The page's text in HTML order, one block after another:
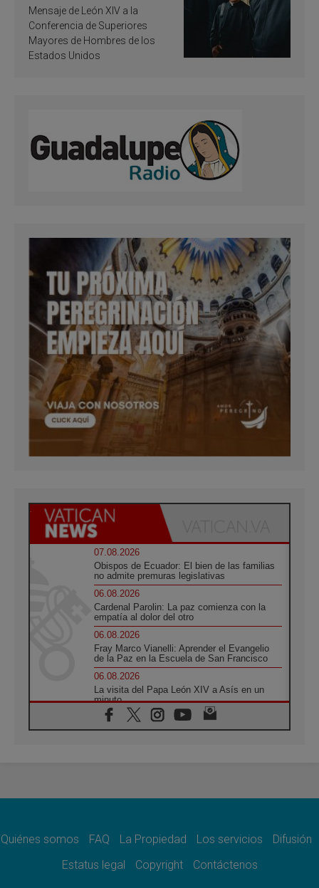
de inspiración y
santificación
Mensaje de León XIV a la
Conferencia de Superiores
Mayores de Hombres de los
Estados Unidos
07.08.2026
Obispos de Ecuador: El bien de las familias
no admite premuras legislativas
06.08.2026
Cardenal Parolin: La paz comienza con la
empatía al dolor del otro
06.08.2026
Fray Marco Vianelli: Aprender el Evangelio
de la Paz en la Escuela de San Francisco
06.08.2026
La visita del Papa León XIV a Asís en un
minuto
06.08.2026
El agradecimiento de los jóvenes al Papa:
Comienzan "Diez Días Oración por la Paz"
Pizzaballa en Asís: los cristianos quieren
Quiénes somos FAQ La Propiedad Los servicios
Difusión
Estatus legal
Copyright Contáctenos